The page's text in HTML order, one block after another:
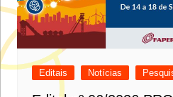
Editais Notícias